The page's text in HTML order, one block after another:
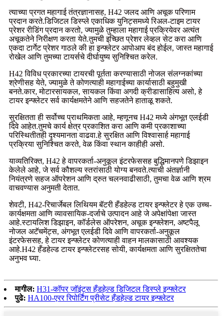
त्याच्या प्रगत महागाई तंत्रज्ञानासह, H42 जलद आणि अचूक परिणाम
प्रदान करते.डिजिटल डिस्प्ले एकाधिक युनिट्समध्ये रिअल-टाइम टायर
प्रेशर रीडिंग प्रदान करतो, ज्यामुळे तुम्हाला महागाई प्रक्रियेवर अत्यंत
अचूकतेने निरीक्षण करता येते.तुमची इच्छित प्रेशर लेव्हल सेट करा आणि
एकदा टार्गेट प्रेशर गाठले की हा इन्फ्लेटर आपोआप बंद होईल, जास्त महागाई
रोखेल आणि तुमच्या टायर्सचे दीर्घायुष्य सुनिश्चित करेल.
H42 विविध प्रकारच्या टायरची पूर्तता करण्यासाठी नोजल संलग्नकांच्या
श्रेणीसह येते, ज्यामुळे ते कोणत्याही महागाईच्या कार्यासाठी बहुमुखी
बनते.कार, ​​मोटारसायकल, सायकल किंवा अगदी क्रीडासाहित्य असो, हे
टायर इन्फ्लेटर सर्व कार्यक्षमतेने आणि सहजतेने हाताळू शकते.
सुरक्षितता ही सर्वोच्च प्राथमिकता आहे, म्हणूनच H42 मध्ये अंगभूत एलईडी
दिवे आहेत.तुमचे कार्य क्षेत्र प्रकाशित करा आणि कमी प्रकाशाच्या
परिस्थितीतही दृश्यमानता वाढवा.हे सुरक्षित आणि विश्वासार्ह महागाई
प्रक्रिया सुनिश्चित करते, वेळ किंवा स्थान काहीही असो.
याव्यतिरिक्त, H42 हे वापरकर्ता-अनुकूल इंटरफेससह बुद्धिमानपणे डिझाइन
केलेले आहे, जे सर्व कौशल्य स्तरांसाठी योग्य बनवते.त्याची अंतर्ज्ञानी
नियंत्रणे सहज ऑपरेशन आणि द्रुत चलनवाढीसाठी, तुमचा वेळ आणि श्रम
वाचवण्यास अनुमती देतात.
शेवटी, H42-रिचार्जेबल लिथियम बॅटरी हँडहेल्ड टायर इन्फ्लेटर हे एक उच्च-
कार्यक्षमता आणि व्यावसायिक-दर्जाचे उत्पादन आहे जे अपेक्षांपेक्षा जास्त
आहे.स्टायलिश डिझाइन, कॉर्डलेस ऑपरेशन, अचूक इन्फ्लेशन, अष्टपैलू
नोजल अटॅचमेंट्स, अंगभूत एलईडी दिवे आणि वापरकर्ता-अनुकूल
इंटरफेससह, हे टायर इन्फ्लेटर कोणत्याही वाहन मालकासाठी आवश्यक
आहे.H42 हँडहेल्ड टायर इन्फ्लेटरसह सोयी, कार्यक्षमता आणि सुरक्षिततेचा
अनुभव घ्या.
मागील: H31-कॉपर जॉइंट्स हँडहेल्ड डिजिटल डिस्प्ले इन्फ्लेटर
पुढे: HA100-एरर रिपोर्टिंग प्रीसेट हँडहेल्ड टायर इन्फ्लेटर